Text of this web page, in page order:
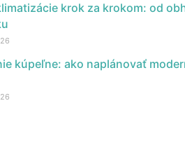
krok za krokom: od
kúpeľne: ako naplánovať